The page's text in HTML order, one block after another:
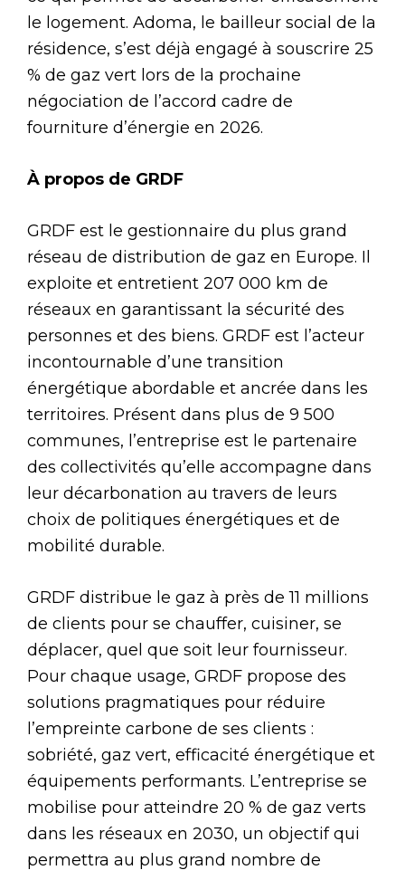
le logement. Adoma, le bailleur social de la
résidence, s’est déjà engagé à souscrire 25
% de gaz vert lors de la prochaine
négociation de l’accord cadre de
fourniture d’énergie en 2026.
À propos de GRDF
GRDF est le gestionnaire du plus grand
réseau de distribution de gaz en Europe. Il
exploite et entretient 207 000 km de
réseaux en garantissant la sécurité des
personnes et des biens. GRDF est l’acteur
incontournable d’une transition
énergétique abordable et ancrée dans les
territoires. Présent dans plus de 9 500
communes, l’entreprise est le partenaire
des collectivités qu’elle accompagne dans
leur décarbonation au travers de leurs
choix de politiques énergétiques et de
mobilité durable.
GRDF distribue le gaz à près de 11 millions
de clients pour se chauffer, cuisiner, se
déplacer, quel que soit leur fournisseur.
Pour chaque usage, GRDF propose des
solutions pragmatiques pour réduire
l’empreinte carbone de ses clients :
sobriété, gaz vert, efficacité énergétique et
équipements performants. L’entreprise se
mobilise pour atteindre 20 % de gaz verts
dans les réseaux en 2030, un objectif qui
permettra au plus grand nombre de